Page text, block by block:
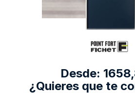
Desde:
¿Quieres que te